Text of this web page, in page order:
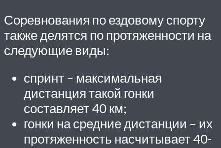
Соревнования по ездовому спорту
также делятся по протяженности на
следующие виды:
спринт – максимальная
дистанция такой гонки
составляет 40 км;
гонки на средние дистанции – их
протяженность насчитывает 40-